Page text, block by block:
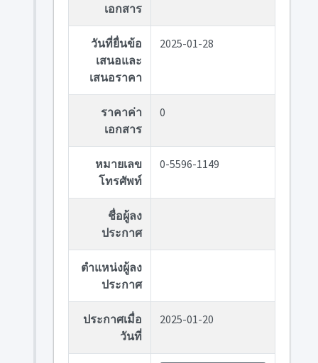
เอกสาร
วันที่ยื่นข้อ
เสนอและ
เสนอราคา
2025-01-28
ราคาค่า
เอกสาร
0
หมายเลข
โทรศัพท์
0-5596-1149
ชื่อผู้ลง
ประกาศ
ตำแหน่งผู้ลง
ประกาศ
ประกาศเมื่อ
วันที่
2025-01-20